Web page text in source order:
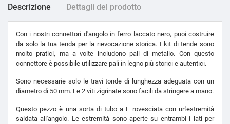
Descrizione Dettagli del prodotto
Con i nostri connettori d'angolo in ferro laccato nero, puoi costruire
da solo la tua tenda per la rievocazione storica. I kit di tende sono
molto pratici, ma a volte includono pali di metallo. Con questo
connettore è possibile utilizzare pali in legno più storici e autentici.
Sono necessarie solo le travi tonde di lunghezza adeguata con un
diametro di 50 mm. Le 2 viti zigrinate sono facili da stringere a mano.
Questo pezzo è una sorta di tubo a L rovesciata con un'estremità
saldata all'angolo. Le estremità sono aperte su entrambi i lati per